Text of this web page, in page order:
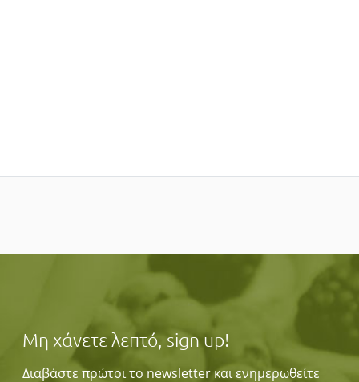
Μη χάνετε λεπτό, sign up!
Διαβάστε πρώτοι το newsletter και ενημερωθείτε